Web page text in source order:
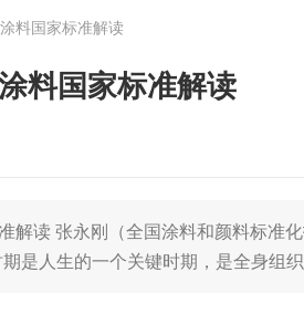
料国家标准解读
料国家标准解读
解读 张永刚（全国涂料和颜料标准
是人生的一个关键时期，是全身组